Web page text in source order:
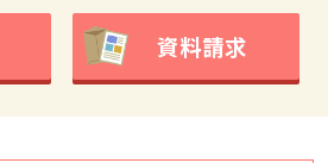
資料請求